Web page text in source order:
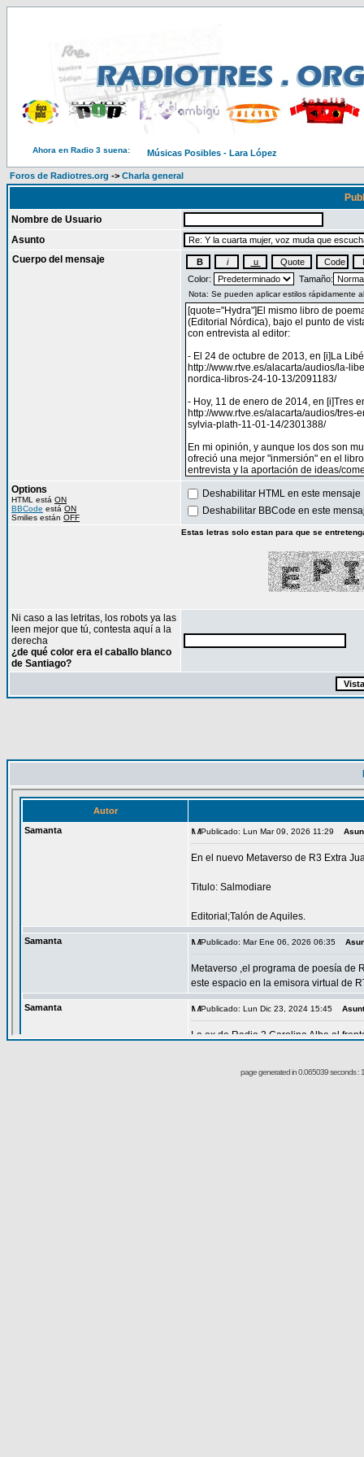
Ahora en Radio 3 suena: Músicas Posibles - Lara López
Foros de Radiotres.org -> Charla general
Nombre de Usuario
Asunto
Cuerpo del mensaje
Color: Tamaño:
Options
HTML está ON
BBCode está ON
Smilies están OFF
Deshabilitar HTML en este mensaje
Deshabilitar BBCode en este
Estas letras solo estan para que se
Ni caso a las letritas, los robots ya las
leen mejor que tú, contesta aquí a la
derecha
¿de qué color era el caballo blanco
de Santiago?
page generated in 0.065039 seconds :